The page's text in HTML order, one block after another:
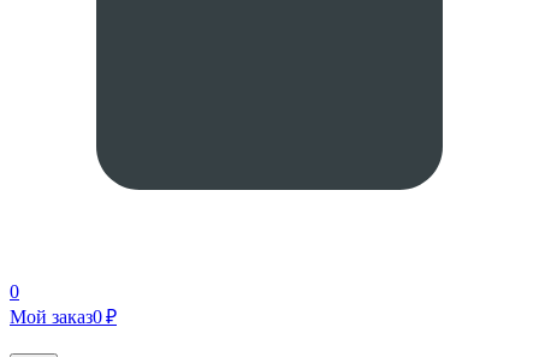
0
Мой заказ0 ₽